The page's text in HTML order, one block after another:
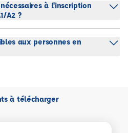
à l'inscription
A2 ?
aux personnes en
à télécharger